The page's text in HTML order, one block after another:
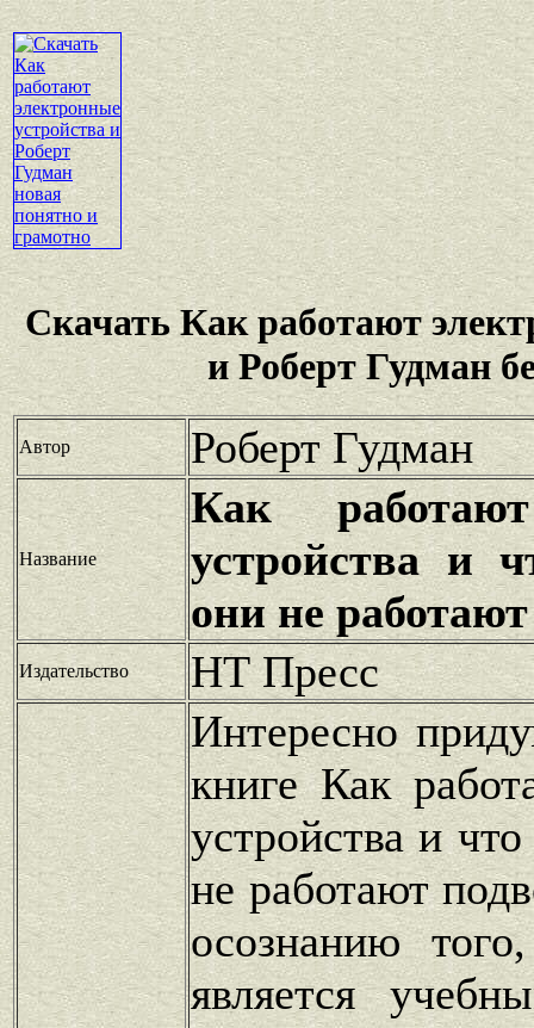
Скачать Как работают
и Роберт Гудман
Автор Роберт Гудман
Название
Как
устройства и
они не работают
Издательство НТ Пресс
Интересно
книге Как
устройства и
не работают
осознанию
является